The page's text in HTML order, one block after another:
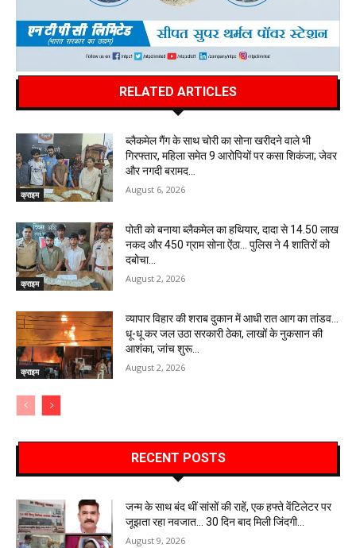
RELATED ARTICLES
क्राइम
ब्लैकमेल गैंग के साथ चोरी का सोना खरीदने वाले भी
गिरफ्तार, महिला समेत 9 आरोपियों पर कसा शिकंजा; जेवर
और नगदी बरामद…
August 6, 2026
क्राइम
पोती को बनाया ब्लैकमेल का हथियार, दादा से 14.50 लाख
नकद और 450 ग्राम सोना ऐंठा… पुलिस ने 4 शातिरों को
दबोचा…
August 2, 2026
क्राइम
व्यापार विहार की शराब दुकान में आधी रात आग का तांडव…
धू-धू कर जल उठा सरकारी ठेका, लाखों के नुकसान की
आशंका, जांच शुरू…
August 2, 2026
RECENT POSTS
जन्म के साथ बंद थीं सांसों की राहें, एक हफ्ते वेंटिलेटर पर
जूझता रहा नवजात… 30 दिन बाद मिली जिंदगी…
August 9, 2026